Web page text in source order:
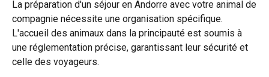
La préparation d'un séjour en Andorre avec votre animal de
compagnie nécessite une organisation spécifique.
L'accueil des animaux dans la principauté est soumis à
une réglementation précise, garantissant leur sécurité et
celle des voyageurs.